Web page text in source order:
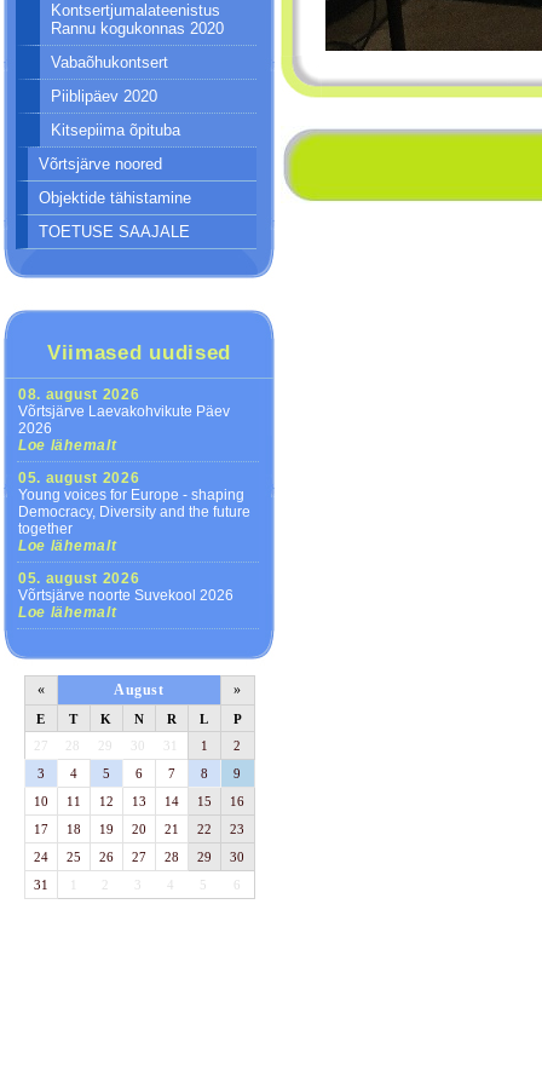
Kontsertjumalateenistus
Rannu kogukonnas 2020
Vabaõhukontsert
Piiblipäev 2020
Kitsepiima õpituba
Võrtsjärve noored
Objektide tähistamine
TOETUSE SAAJALE
Viimased uudised
08. august 2026
Võrtsjärve Laevakohvikute Päev
2026
Loe lähemalt
05. august 2026
Young voices for Europe - shaping
Democracy, Diversity and the future
together
Loe lähemalt
05. august 2026
Võrtsjärve noorte Suvekool 2026
Loe lähemalt
« August »
E T K N R L
P
27
28 29 30 31 1
2
3
4 5 6 7 8
9
10
11 12 13 14 15
16
17
18 19 20 21 22
23
24
25 26 27 28 29
30
31
1 3 4 5 6